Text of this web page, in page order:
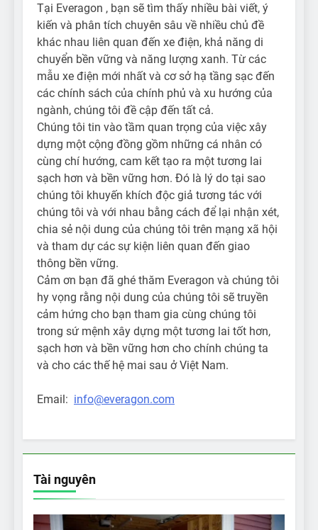
Tài nguyên
Tại Everagon , bạn sẽ tìm thấy nhiều bài viết, ý
kiến ​​và phân tích chuyên sâu về nhiều chủ đề
khác nhau liên quan đến xe điện, khả năng di
chuyển bền vững và năng lượng xanh. Từ các
mẫu xe điện mới nhất và cơ sở hạ tầng sạc đến
các chính sách của chính phủ và xu hướng của
ngành, chúng tôi đề cập đến tất cả.
Chúng tôi tin vào tầm quan trọng của việc xây
dựng một cộng đồng gồm những cá nhân có
cùng chí hướng, cam kết tạo ra một tương lai
sạch hơn và bền vững hơn. Đó là lý do tại sao
chúng tôi khuyến khích độc giả tương tác với
chúng tôi và với nhau bằng cách để lại nhận xét,
chia sẻ nội dung của chúng tôi trên mạng xã hội
và tham dự các sự kiện liên quan đến giao
thông bền vững.
Cảm ơn bạn đã ghé thăm Everagon và chúng tôi
hy vọng rằng nội dung của chúng tôi sẽ truyền
cảm hứng cho bạn tham gia cùng chúng tôi
trong sứ mệnh xây dựng một tương lai tốt hơn,
sạch hơn và bền vững hơn cho chính chúng ta
và cho các thế hệ mai sau ở Việt Nam.
Email: info@everagon.com